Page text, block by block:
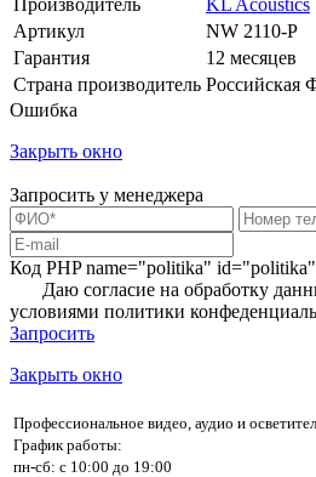
Артикул
NW 2110-P
Гарантия
12 месяцев
Страна производитель Российская
Ошибка
Закрыть окно
Запросить у менеджера
Код PHPname="politika"
Даю согласие на обработку
условиями политики
Запросить
Закрыть окно
Профессиональное видео, аудио и
График работы:
пн-сб: с 10:00 до 19:00